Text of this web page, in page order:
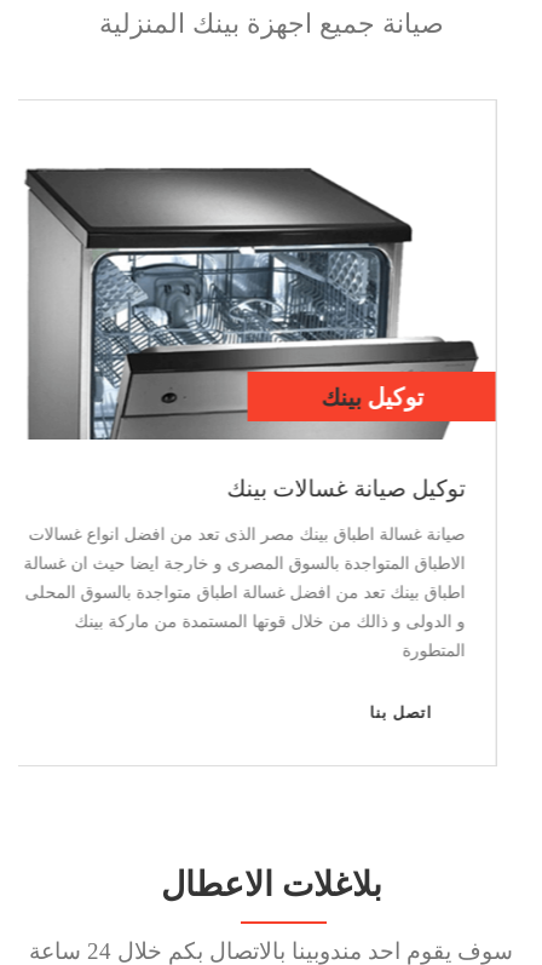
صيانة جميع اجهزة بينك المنزلية
توكيلبينك
توكيل صيانة ديب فريزر بينك
صيانة ديب فريزر بينك مصر الذى تعد من افضل انواع الديب
فريزر المتواجدة بالسوق المصرى و خارجة ايضا حيث ان ديب
فريزر بينك يعد من افضل الديب فريزر المتواجدة بالسوق
المحلى و الدولى و ذالك من خلال قوتها المستمدة من ماركة
بينك المتطورة
اتصل بنا
بلاغلات الاعطال
سوف يقوم احد مندوبينا بالاتصال بكم خلال 24 ساعة